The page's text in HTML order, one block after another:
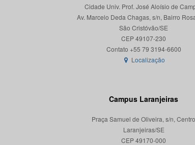
Cidade Univ. Prof. José Aloísio de
Av. Marcelo Deda Chagas, s/n, Bairro
São Cristóvão/SE
CEP 49107-230
Localização
Campus Laranjeiras
Praça Samuel de Oliveira, s/n, Centro
Laranjeiras/SE
CEP 49170-000